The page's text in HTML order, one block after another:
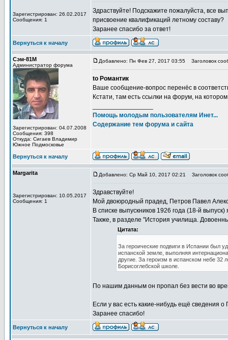
Зарегистрирован: 26.02.2017
Сообщения: 1
Здраствуйте! Подскажите пожалуйста, все
присвоение квалификаций летному составу?
Заранее спасибо за ответ!
Вернуться к началу
Сэм-81М
Администратор форума
Зарегистрирован: 04.07.2008
Сообщения: 398
Откуда: Сигаев Владимир
Южное Подмосковье
Добавлено: Пн Фев 27, 2017 03:55 Заголовок
to Романтик
Ваше сообщение-вопрос перенёс в
Кстати, там есть ссылки на форум, на
Помощь молодым пользователям Инет...
Содержание тем форума и сайта
Вернуться к началу
Margarita
Зарегистрирован: 10.05.2017
Сообщения: 1
Добавлено: Ср Май 10, 2017 02:21 Заголовок
Здравствуйте!
Мой двоюродный прадед, Петров Павел
В списке выпускников 1926 года (18-й
Также, в разделе "История училища.
Цитата:
За героические подвиги в Испании был
испанской земле, выполняя
другие. За героизм в испанском небе 32
Борисоглебской школе.
По нашим данным он пропал без вести во
Если у вас есть какие-нибудь ещё сведения
Заранее спасибо!
Вернуться к началу